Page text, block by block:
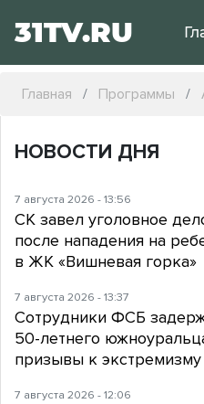
31TV.RU
Главная Программы
НОВОСТИ ДНЯ
7 августа 2026 - 13:56
СК завел уголовное
после нападения на
в ЖК «Вишневая горка»
7 августа 2026 - 13:37
Сотрудники ФСБ
50-летнего
призывы к экстремизму
7 августа 2026 - 12:06